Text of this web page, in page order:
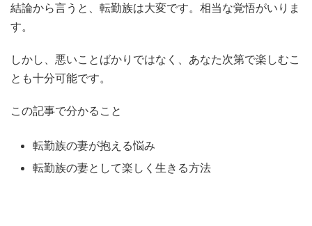
結論から言うと、転勤族は大変です。相当な覚悟がいりま
す。
しかし、悪いことばかりではなく、あなた次第で楽しむこ
とも十分可能です。
この記事で分かること
転勤族の妻が抱える悩み
転勤族の妻として楽しく生きる方法